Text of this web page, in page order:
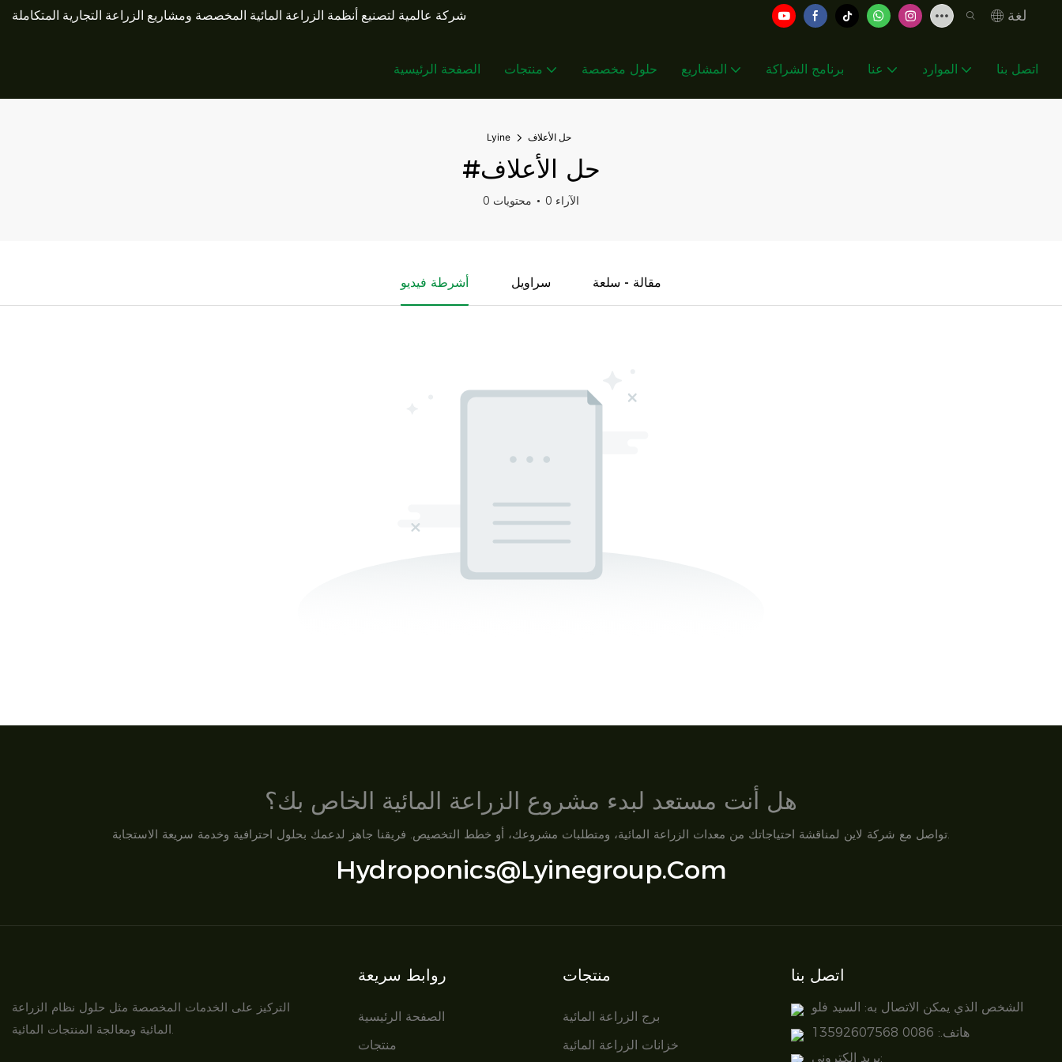
شركة عالمية لتصنيع أنظمة الزراعة المائية المخصصة ومشاريع الزراعة التجارية المتكاملة لغة
الصفحة الرئيسية منتجات حلول مخصصة المشاريع برنامج الشراكة عنا الموارد اتصل بنا
Lyine حل الأعلاف
#حل الأعلاف
0 محتويات 0 الآراء
أشرطة فيديو سراويل مقالة - سلعة
هل أنت مستعد لبدء مشروع الزراعة المائية الخاص بك؟
تواصل مع شركة لاين لمناقشة احتياجاتك من معدات الزراعة المائية، ومتطلبات مشروعك، أو خطط التخصيص. فريقنا جاهز لدعمك بحلول احترافية وخدمة سريعة الاستجابة.
Hydroponics@lyinegroup.com
التركيز على الخدمات المخصصة مثل حلول نظام الزراعة
المائية ومعالجة المنتجات المائية.
روابط سريعة
الصفحة الرئيسية
منتجات
منتجات
برج الزراعة المائية
خزانات الزراعة المائية
اتصل بنا
الشخص الذي يمكن الاتصال به: السيد فلو
هاتف.: 0086 13592607568
بريد إلكتروني: